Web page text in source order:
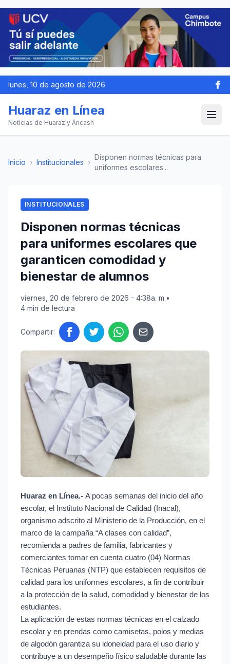
lunes, 10 de agosto de 2026
Huaraz en Línea
Noticias de Huaraz y Áncash
Inicio › Institucionales ›
Disponen normas técnicas para
uniformes escolares...
INSTITUCIONALES
Disponen normas técnicas
para uniformes escolares que
garanticen comodidad y
bienestar de alumnos
viernes, 20 de febrero de 2026 - 4:38a. m.•
4 min de lectura
Compartir:
Huaraz en Línea.- A pocas semanas del inicio del año
escolar, el Instituto Nacional de Calidad (Inacal),
organismo adscrito al Ministerio de la Producción, en el
marco de la campaña “A clases con calidad”,
recomienda a padres de familia, fabricantes y
comerciantes tomar en cuenta cuatro (04) Normas
Técnicas Peruanas (NTP) que establecen requisitos de
calidad para los uniformes escolares, a fin de contribuir
a la protección de la salud, comodidad y bienestar de los
estudiantes.
La aplicación de estas normas técnicas en el calzado
escolar y en prendas como camisetas, polos y medias
de algodón garantiza su idoneidad para el uso diario y
contribuye a un desempeño físico saludable durante las